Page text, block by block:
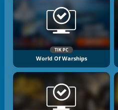
TIK PC
World Of Warships